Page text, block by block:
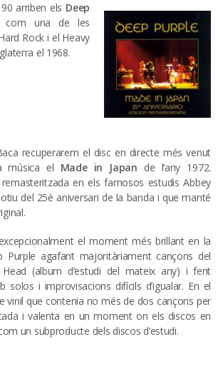
arriben els Deep
com una de les
Rock i el Heavy
el 1968.
recuperarem el disc en directe més venut
música el Made in Japan de l’any 1972.
en els famosos estudis Abbey
del 25é aniversari de la banda i que manté
el moment més brillant en la
Purple agafant majoritàriament cançons del
(album d’estudi del mateix any) i fent
solos i improvisacions difícils d’igualar. En el
vinil que contenia no més de dos cançons per
i valenta en un moment on els discos en
un subproducte dels discos d’estudi.